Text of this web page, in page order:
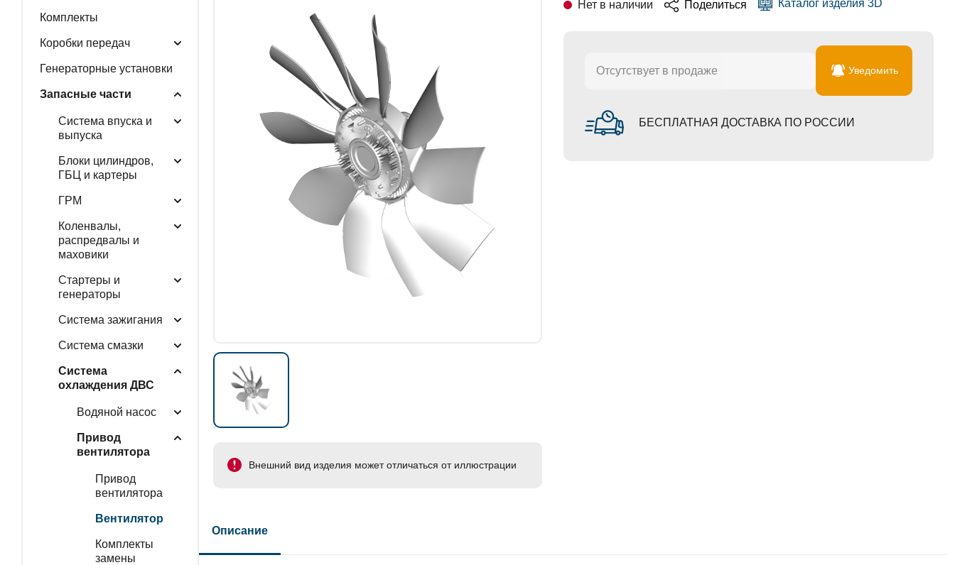
ГЕНЕРАТОРНЫЕ УСТАНОВКИ
Комплекты
Коробки передач
Генераторные установки
Запасные части
Система впуска и
выпуска
Блоки цилиндров,
ГБЦ и картеры
ГРМ
Коленвалы,
распредвалы и
маховики
Стартеры и
генераторы
Система зажигания
Система смазки
Система
охлаждения ДВС
Водяной насос
Привод
вентилятора
Привод
вентилятора
Вентилятор
Комплекты
замены
Внешний вид изделия может отличаться от иллюстрации
Нет в наличии Поделиться Каталог изделия 3D
Отсутствует в продаже Уведомить
БЕСПЛАТНАЯ ДОСТАВКА ПО РОССИИ
Описание